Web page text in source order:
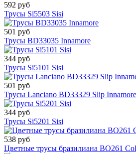
592 руб
Трусы Si5503 Sisi
501 руб
Трусы BD33035 Innamore
344 руб
Трусы Si5101 Sisi
501 руб
Трусы Lanciano BD33329 Slip Innamore
344 руб
Трусы Si5201 Sisi
538 руб
Цветные трусы бразилиана BO261